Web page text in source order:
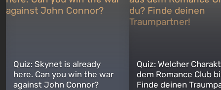
Quiz: Skynet is already
here. Can you win the war
against John Connor?
Quiz: Welcher
dem Romance Club
Finde deinen